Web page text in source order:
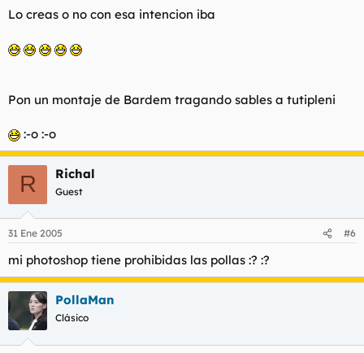
Lo creas o no con esa intencion iba
Pon un montaje de Bardem tragando sables a tutipleni
:-o :-o
R Richal
Guest
31 Ene 2005 #6
mi photoshop tiene prohibidas las pollas :? :?
PollaMan
Clásico